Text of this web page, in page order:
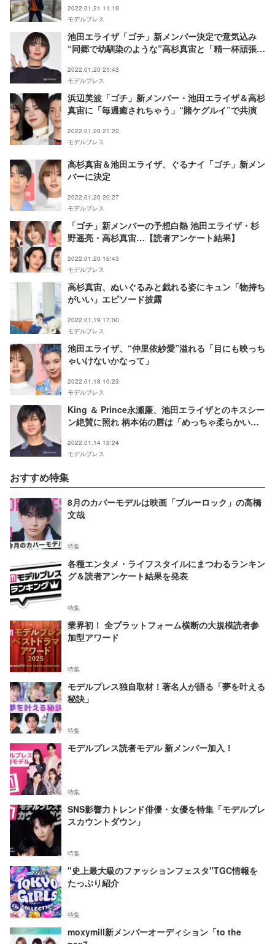
2022.01.21 11:19
モデルプレス
池田エライザ「ゴチ」新メンバー決定で意気込み
“同郷で幼馴染のような”高杉真宙と「精一杯頑張り
2022.01.20 21:43
モデルプレス
浜辺美波「ゴチ」新メンバー・池田エライザ＆高杉
真宙に「毎週癒されちゃう」“賭ケグルイ”で共演
2022.01.20 21:22
モデルプレス
高杉真宙＆池田エライザ、ぐるナイ「ゴチ」新メン
バーに決定
2022.01.20 20:27
モデルプレス
「ゴチ」新メンバーの予想白熱 池田エライザ・杉
野遥亮・高杉真宙…【読者アンケート結果】
2022.01.20 16:43
モデルプレス
高杉真宙、ぬいぐるみと戯れる姿にキュン「物持ち
がいい」エピソード披露
2022.01.19 17:00
モデルプレス
池田エライザ、“仲里依紗愛”溢れる「目にも映っち
ゃいけないかなって」
2022.01.18 10:23
モデルプレス
King ＆ Prince永瀬廉、池田エライザとのキスシー
ン絶賛に照れ 柄本佑の唇は「めっちゃ柔らかい」
2022.01.14 18:24
モデルプレス
おすすめ特集
8月のカバーモデルは映画「ブルーロック」の高橋
文哉
特集
各種エンタメ・ライフスタイルにまつわるランキン
グ＆読者アンケート結果を発表
特集
業界初！ 全プラットフォーム横断の大規模読者参
加型アワード
特集
モデルプレス独自取材！著名人が語る「夢を叶える
秘訣」
特集
モデルプレス読者モデル 新メンバー加入！
特集
SNS影響力トレンド俳優・女優を特集「モデルプレ
スカウントダウン」
特集
"史上最大級のファッションフェスタ"TGC情報を
たっぷり紹介
特集
moxymill新メンバーオーディション「to the